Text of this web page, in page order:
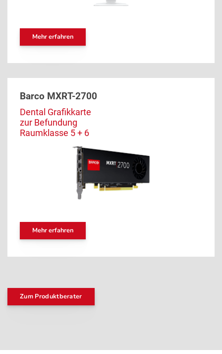
Mehr erfahren
Barco MXRT-2700
Dental Grafikkarte
zur Befundung
Raumklasse 5 + 6
Mehr erfahren
Zum Produktberater